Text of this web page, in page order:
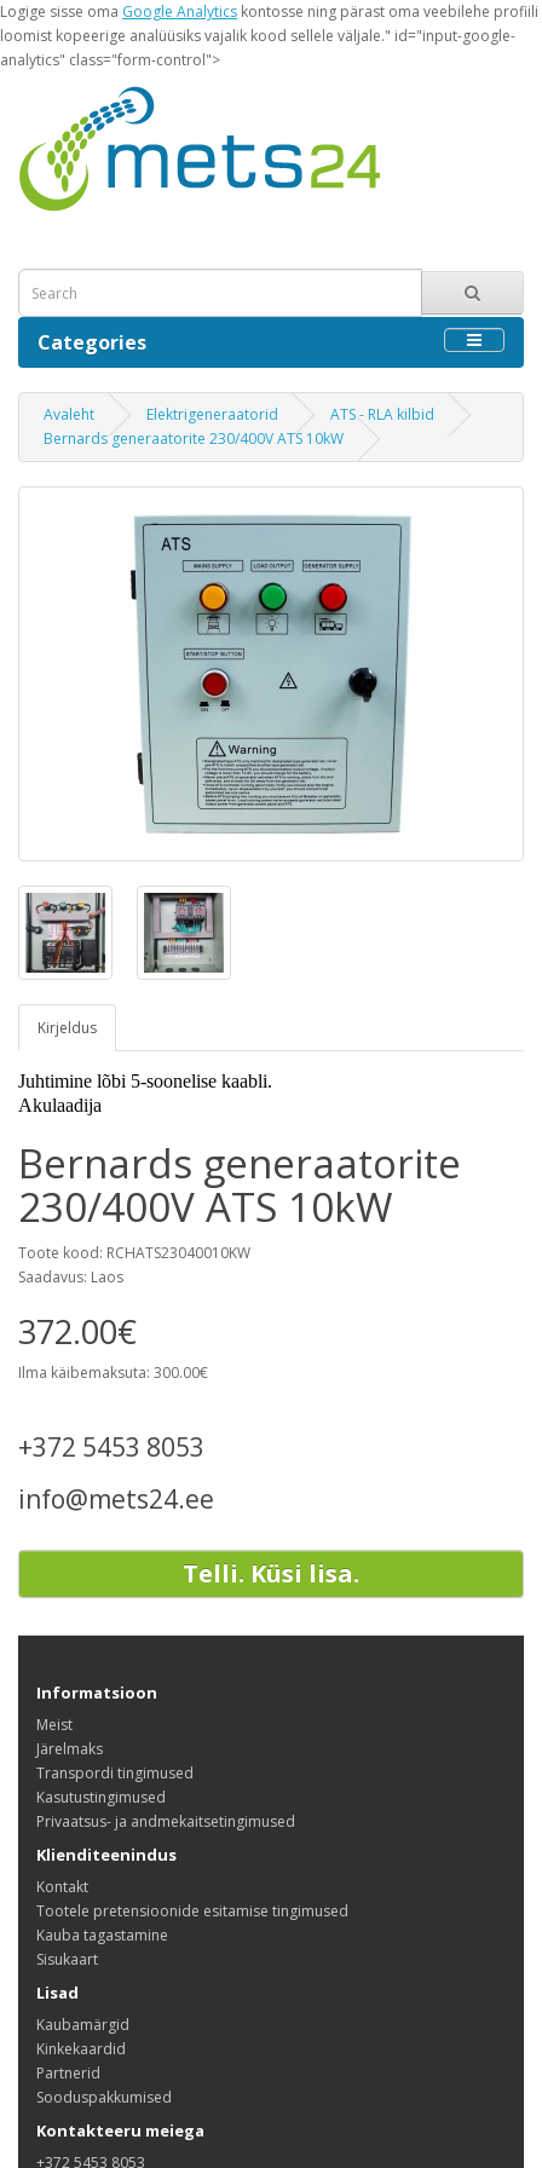
Logige sisse oma Google Analytics kontosse ning pärast oma veebilehe profiili
loomist kopeerige analüüsiks vajalik kood sellele väljale." id="input-google-
analytics" class="form-control">
Categories
Avaleht Elektrigeneraatorid
ATS - RLA kilbid
Bernards generaatorite 230/400V ATS 10kW
Kirjeldus
Juhtimine lõbi 5-soonelise kaabli.
Akulaadija
Bernards generaatorite
230/400V ATS 10kW
Toote kood: RCHATS23040010KW
Saadavus: Laos
372.00€
Ilma käibemaksuta: 300.00€
+372 5453 8053
info@mets24.ee
Telli. Küsi lisa.
Informatsioon
Meist
Järelmaks
Transpordi tingimused
Kasutustingimused
Privaatsus- ja andmekaitsetingimused
Klienditeenindus
Kontakt
Tootele pretensioonide esitamise tingimused
Kauba tagastamine
Sisukaart
Lisad
Kaubamärgid
Kinkekaardid
Partnerid
Sooduspakkumised
Kontakteeru meiega
+372 5453 8053